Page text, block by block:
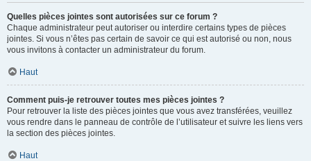
Quelles pièces jointes sont autorisées sur ce forum ?
Chaque administrateur peut autoriser ou interdire certains types de pièces
jointes. Si vous n’êtes pas certain de savoir ce qui est autorisé ou non, nous
vous invitons à contacter un administrateur du forum.
Haut
Comment puis-je retrouver toutes mes pièces jointes ?
Pour retrouver la liste des pièces jointes que vous avez transférées, veuillez
vous rendre dans le panneau de contrôle de l’utilisateur et suivre les liens vers
la section des pièces jointes.
Haut